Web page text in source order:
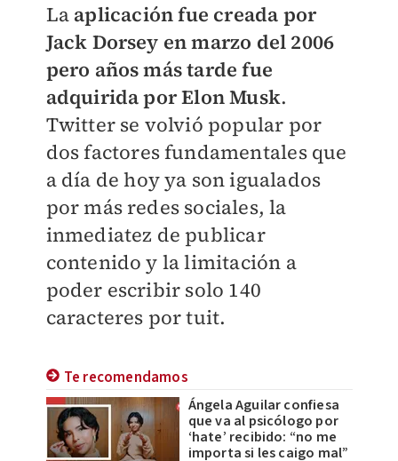
La aplicación fue creada por
Jack Dorsey en marzo del 2006
pero años más tarde fue
adquirida por Elon Musk.
Twitter se volvió popular por
dos factores fundamentales que
a día de hoy ya son igualados
por más redes sociales, la
inmediatez de publicar
contenido y la limitación a
poder escribir solo 140
caracteres por tuit.
Te recomendamos
Ángela Aguilar confiesa
que va al psicólogo por
‘hate’ recibido: “no me
importa si les caigo mal”